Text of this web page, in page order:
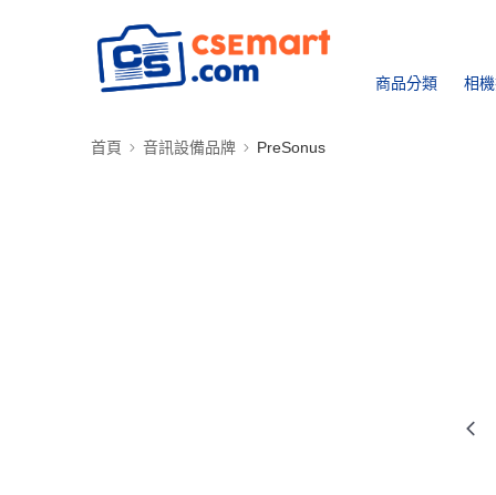
商品分類 相
首頁 音訊設備品牌 PreSonus